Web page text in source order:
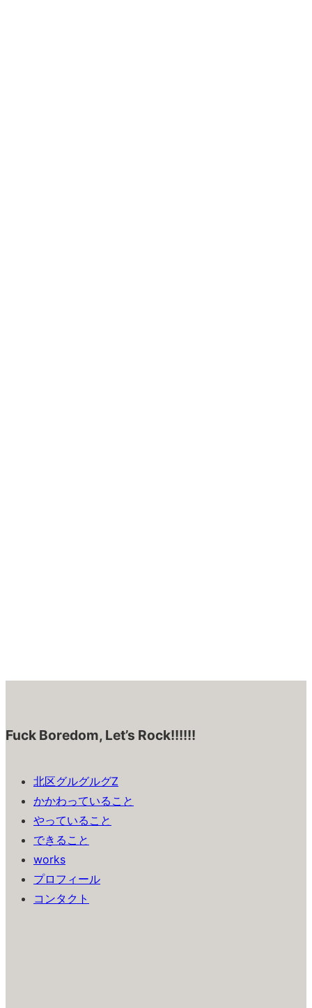
Fuck Boredom, Let’s Rock!!!!!!
北区グルグルグZ
かかわっていること
やっていること
できること
works
プロフィール
コンタクト